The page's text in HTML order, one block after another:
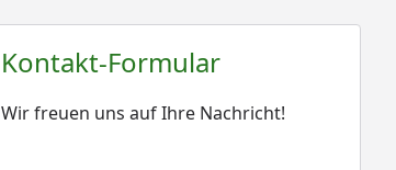
Kontakt-Formular
Wir freuen uns auf Ihre Nachricht!